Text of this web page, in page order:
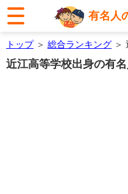
有名人
トップ＞ 総合ランキング ＞
近江高等学校出身の有